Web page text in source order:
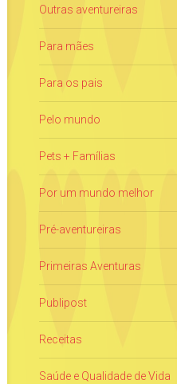
Outras aventureiras
Para mães
Para os pais
Pelo mundo
Pets + Famílias
Por um mundo melhor
Pré-aventureiras
Primeiras Aventuras
Publipost
Receitas
Saúde e Qualidade de Vida